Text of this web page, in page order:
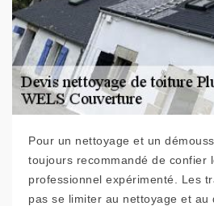
Pour un nettoyage et un
toujours recommandé de confier
professionnel expérimenté. Les
pas se limiter au nettoyage et au